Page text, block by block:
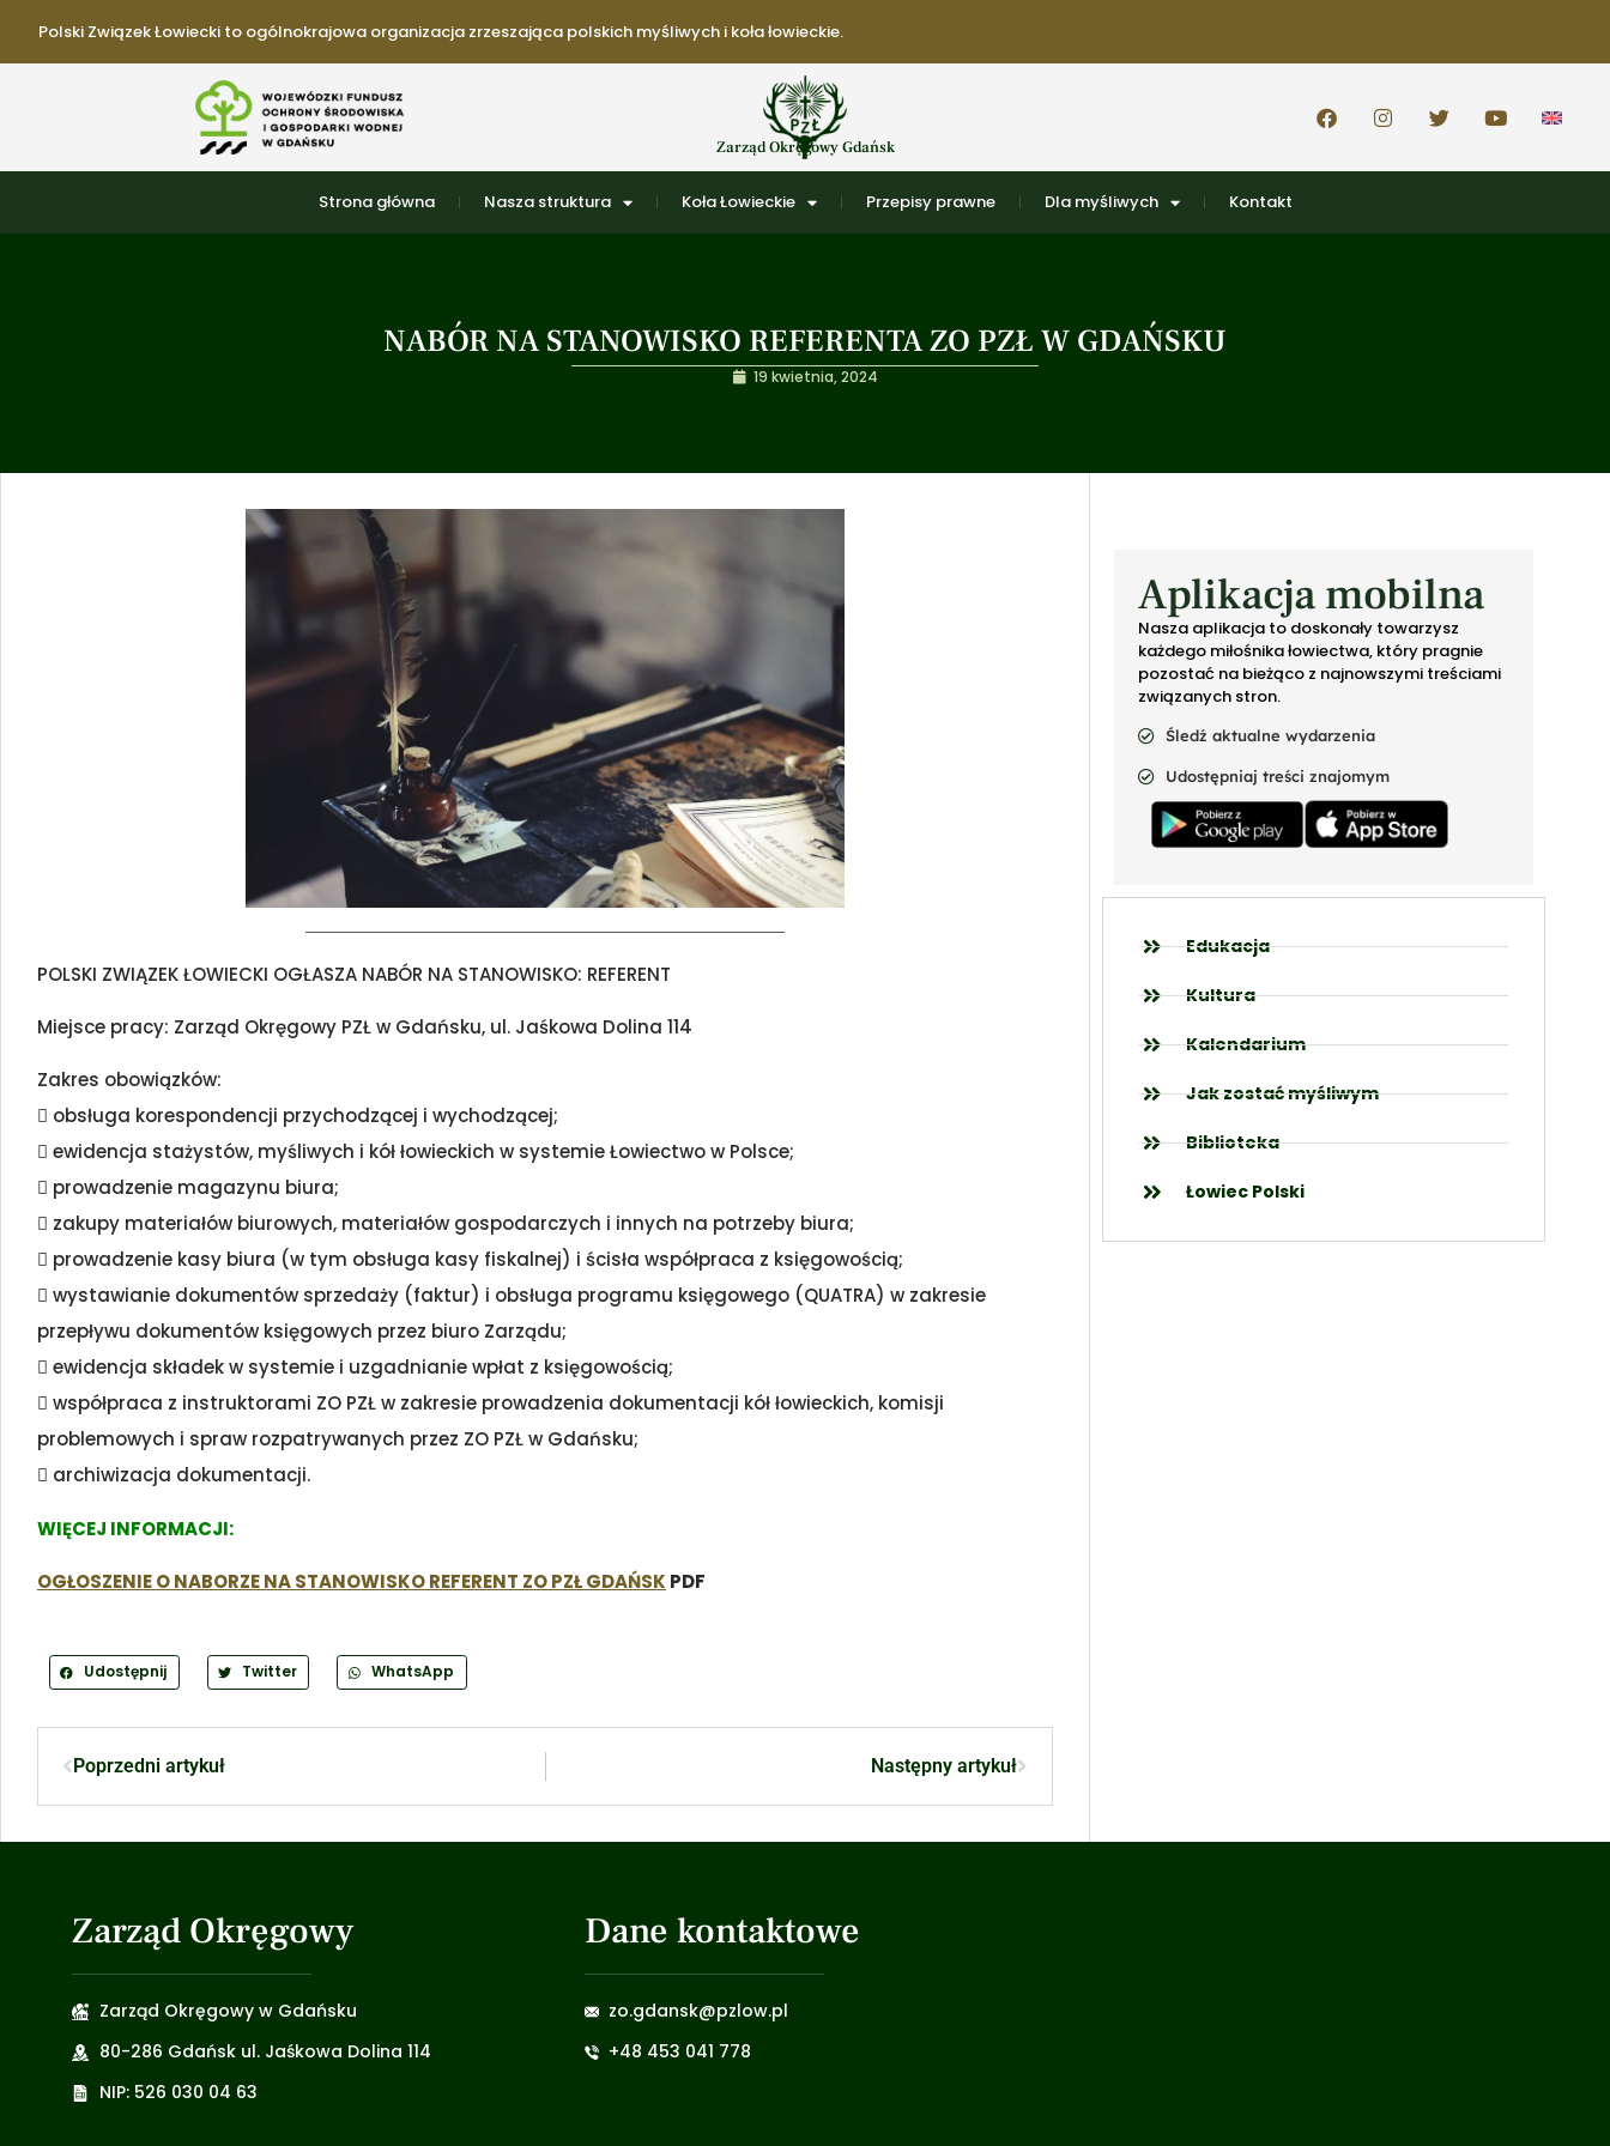
Polski Związek Łowiecki to ogólnokrajowa organizacja zrzeszająca polskich myśliwych i koła łowieckie.
Zarząd Okręgowy Gdańsk
Strona główna Nasza struktura Koła Łowieckie Przepisy prawne Dla myśliwych Kontakt
NABÓR NA STANOWISKO REFERENTA ZO PZŁ W GDAŃSKU
19 kwietnia, 2024
POLSKI ZWIĄZEK ŁOWIECKI OGŁASZA NABÓR NA STANOWISKO: REFERENT
Miejsce pracy: Zarząd Okręgowy PZŁ w Gdańsku, ul. Jaśkowa Dolina 114
Zakres obowiązków:
 obsługa korespondencji przychodzącej i wychodzącej;
 ewidencja stażystów, myśliwych i kół łowieckich w systemie Łowiectwo w Polsce;
 prowadzenie magazynu biura;
 zakupy materiałów biurowych, materiałów gospodarczych i innych na potrzeby biura;
 prowadzenie kasy biura (w tym obsługa kasy fiskalnej) i ścisła współpraca z księgowością;
 wystawianie dokumentów sprzedaży (faktur) i obsługa programu księgowego (QUATRA) w zakresie
przepływu dokumentów księgowych przez biuro Zarządu;
 ewidencja składek w systemie i uzgadnianie wpłat z księgowością;
 współpraca z instruktorami ZO PZŁ w zakresie prowadzenia dokumentacji kół łowieckich, komisji
problemowych i spraw rozpatrywanych przez ZO PZŁ w Gdańsku;
 archiwizacja dokumentacji.
WIĘCEJ INFORMACJI:
OGŁOSZENIE O NABORZE NA STANOWISKO REFERENT ZO PZŁ GDAŃSK PDF
Udostępnij Twitter WhatsApp
Poprzedni artykuł Następny artykuł
Aplikacja mobilna
Nasza aplikacja to doskonały towarzysz
każdego miłośnika łowiectwa, który pragnie
pozostać na bieżąco z najnowszymi treściami
związanych stron.
Śledź aktualne wydarzenia
Udostępniaj treści znajomym
Edukacja
Kultura
Kalendarium
Jak zostać myśliwym
Biblioteka
Łowiec Polski
Zarząd Okręgowy
Zarząd Okręgowy w Gdańsku
80-286 Gdańsk ul. Jaśkowa Dolina 114
NIP: 526 030 04 63
Dane kontaktowe
zo.gdansk@pzlow.pl
+48 453 041 778